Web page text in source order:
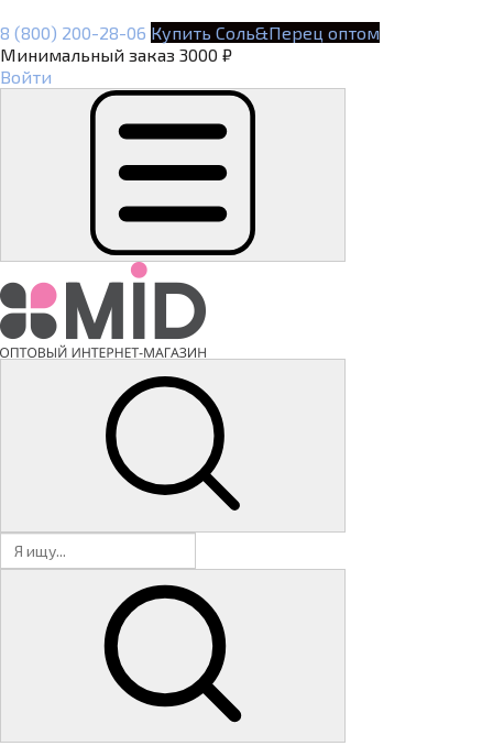
8 (800) 200-28-06 Купить Соль&Перец оптом
Минимальный заказ 3000 ₽
Войти